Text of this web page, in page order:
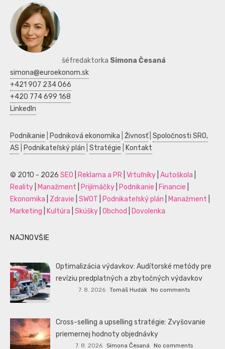
šéfredaktorka Simona Česaná
simona@euroekonom.sk
+421 907 234 066
+420 774 699 168
LinkedIn
Podnikanie Podniková ekonomika Živnosť| Spoločnosti SRO,
AS
Podnikateľský plán Stratégie Kontakt
© 2010 - 2026 SEO Reklama a PR Vrtuľníky Autoškola
Reality
Manažment Prijímáčky Podnikanie Financie
Ekonomika
Zdravie SWOT Podnikateľský plán Manažment
Marketing
Kultúra Skúšky Obchod Dovolenka
NAJNOVŠIE
Optimalizácia výdavkov: Audítorské metódy pre
revíziu predplatných a zbytočných výdavkov
7. 8. 2026 Tomáš Hudák No comments
Cross-selling a upselling stratégie: Zvyšovanie
priemernej hodnoty objednávky
7. 8. 2026 Simona Česaná No comments